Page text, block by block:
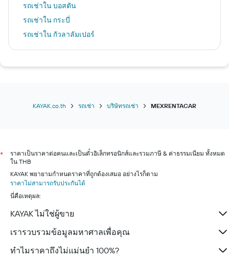
รถเช่าใน บอสตัน
รถเช่าใน กระบี่
รถเช่าใน กัวลาลัมเปอร์
รถเช่าใน ชิคาโก
รถเช่าใน ป่าตอง
KAYAK.co.th รถเช่า บริษัทรถเช่า MEXRENTACAR
*
ราคาเป็นราคาต่อคนและเป็นตั๋วอิเล็กทรอนิกส์และรวมภาษี & ค่าธรรมเนียม ทั้งหมด
ใน THB
KAYAK พยายามกำหนดราคาที่ถูกต้องเสมอ อย่างไรก็ตาม
ราคาไม่สามารถรับประกันได้
นี่คือเหตุผล:
KAYAK ไม่ใช่ผู้ขาย
เรารวบรวมข้อมูลมหาศาลเพื่อคุณ
ทำไมราคาถึงไม่แม่นยำ 100%?